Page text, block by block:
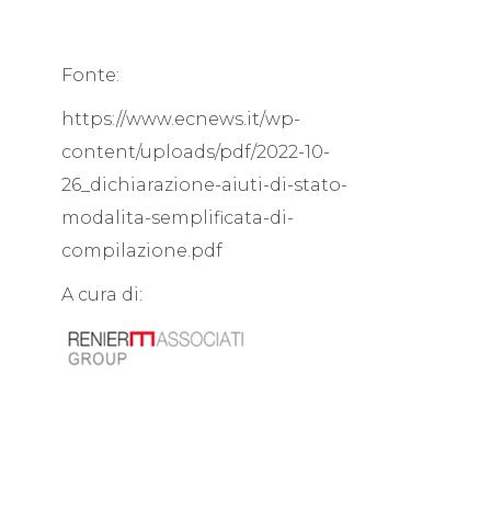
Fonte:
https://www.ecnews.it/wp-
content/uploads/pdf/2022-10-
26_dichiarazione-aiuti-di-stato-
modalita-semplificata-di-
compilazione.pdf
A cura di: